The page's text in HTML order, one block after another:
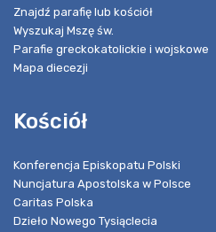
Znajdź parafię lub kościół
Wyszukaj Mszę św.
Parafie greckokatolickie i wojskowe
Mapa diecezji
Kościół
Konferencja Episkopatu Polski
Nuncjatura Apostolska w Polsce
Caritas Polska
Dzieło Nowego Tysiąclecia